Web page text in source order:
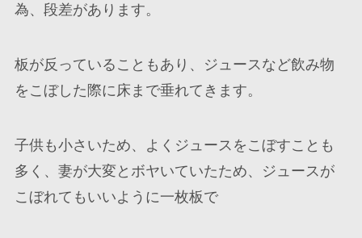
為、段差があります。
板が反っていることもあり、ジュースなど飲み物
をこぼした際に床まで垂れてきます。
子供も小さいため、よくジュースをこぼすことも
多く、妻が大変とボヤいていたため、ジュースが
こぼれてもいいように一枚板で